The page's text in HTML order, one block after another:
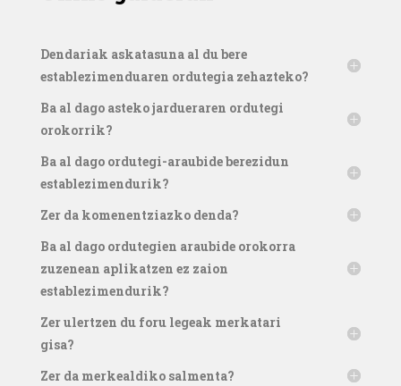
Dendariak askatasuna al du bere
establezimenduaren ordutegia zehazteko?
Ba al dago asteko jardueraren ordutegi
orokorrik?
Ba al dago ordutegi-araubide berezidun
establezimendurik?
Zer da komenentziazko denda?
Ba al dago ordutegien araubide orokorra
zuzenean aplikatzen ez zaion
establezimendurik?
Zer ulertzen du foru legeak merkatari
gisa?
Zer da merkealdiko salmenta?